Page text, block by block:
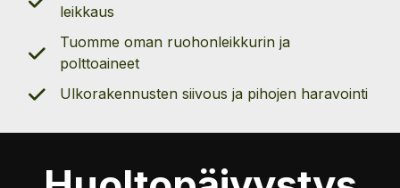
leikkaus
Tuomme oman ruohonleikkurin ja
polttoaineet
Ulkorakennusten siivous ja pihojen haravointi